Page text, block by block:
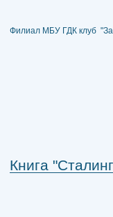
Филиал МБУ ГДК клуб
Книга